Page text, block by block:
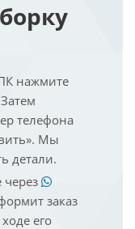
нажмите
телефона
Мы
детали.
заказ
его